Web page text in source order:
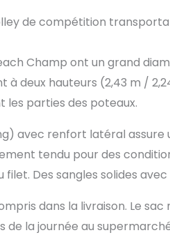
de compétition
Champ ont un grand
deux hauteurs (2,43 m /
les parties des poteaux.
avec renfort latéral
tendu pour des
Des sangles solides
dans la livraison. Le
de la journée au